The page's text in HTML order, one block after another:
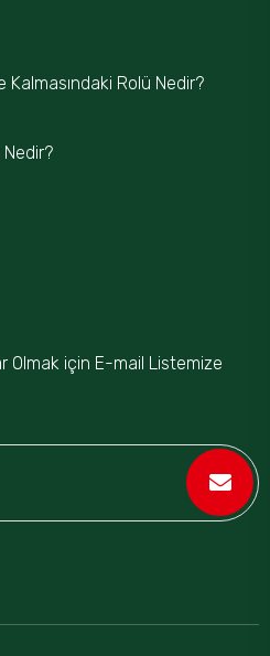
Kalmasındaki Rolü Nedir?
Olmak için E-mail Listemize